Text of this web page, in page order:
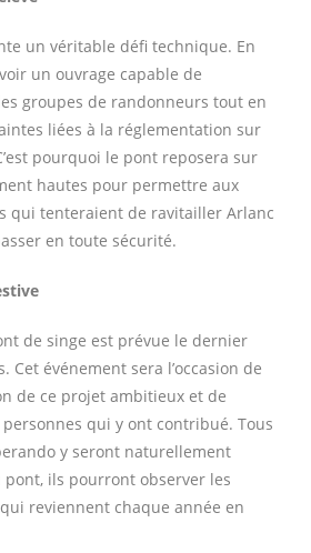
un véritable défi technique. En
un ouvrage capable de
groupes de randonneurs tout en
liées à la réglementation sur
pourquoi le pont reposera sur
hautes pour permettre aux
qui tenteraient de ravitailler Arlanc
en toute sécurité.
de singe est prévue le dernier
Cet événement sera l’occasion de
de ce projet ambitieux et de
qui y ont contribué. Tous
y seront naturellement
ils pourront observer les
reviennent chaque année en